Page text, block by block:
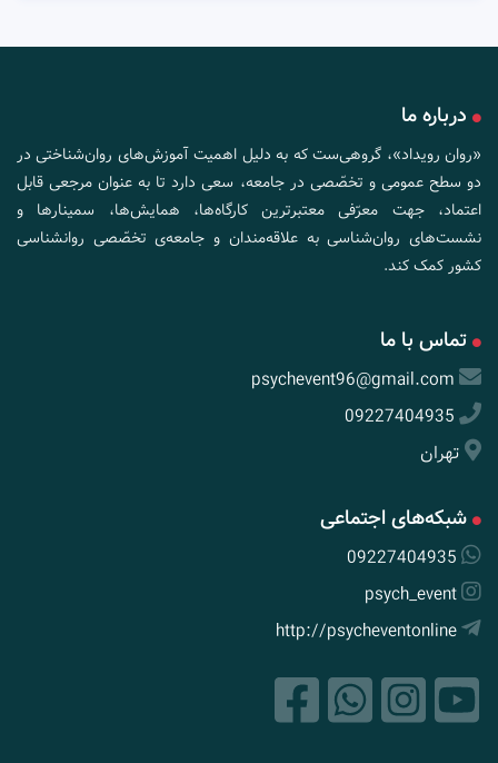
درباره ما
«روان رویداد»، گروهی‌ست که به دلیل اهمیت آموزش‌های روان‌شناختی در
دو سطح عمومی و تخصّصی در جامعه، سعی دارد تا به عنوان مرجعی قابل
اعتماد، جهت معرّفی معتبرترین کارگاه‌ها، همایش‌ها، سمینارها و
نشست‌های روان‌شناسی به علاقه‌مندان و جامعه‌ی تخصّصی روانشناسی
کشور کمک کند.
تماس با ما
psychevent96@gmail.com
09227404935
تهران
شبکه‌های اجتماعی
09227404935
psych_event
http://psycheventonline